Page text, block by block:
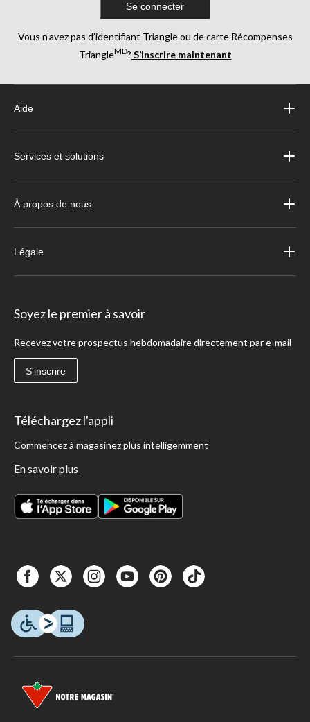
Se connecter
Vous n’avez pas d’identifiant Triangle ou de carte Récompenses
TriangleMD? S’inscrire maintenant
Aide
Services et solutions
À propos de nous
Légale
Soyez le premier à savoir
Recevez votre prospectus hebdomadaire directement par e-mail
S'inscrire
Téléchargez l'appli
Commencez à magasinez plus intelligemment
En savoir plus